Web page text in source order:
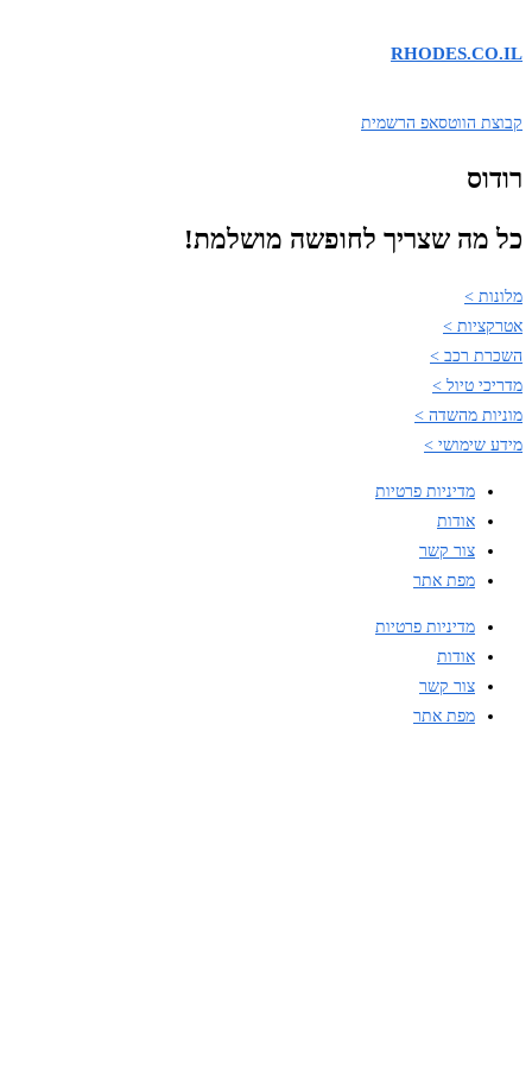
RHODES.CO.IL
קבוצת הווטסאפ הרשמית
רודוס
כל מה שצריך לחופשה מושלמת!
מלונות >
אטרקציות >
השכרת רכב >
מדריכי טיול >
מוניות מהשדה >
מידע שימושי >
מדיניות פרטיות
אודות
צור קשר
מפת אתר
מדיניות פרטיות
אודות
צור קשר
מפת אתר